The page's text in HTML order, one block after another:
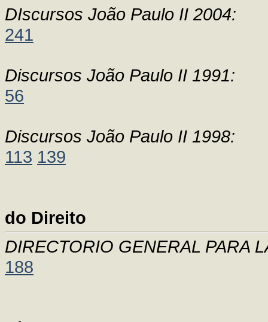
DIscursos João Paulo II 2004:
241
Discursos João Paulo II 1991:
56
Discursos João Paulo II 1998:
113 139
do Direito
DIRECTORIO GENERAL PARA
188